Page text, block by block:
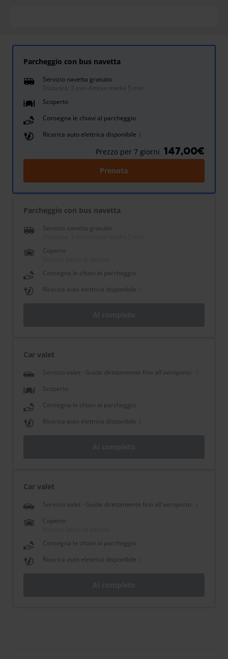
Parcheggio con bus navetta
Servizio navetta gratuito
Distanza: 3 min
Attesa media 5 min
Scoperto
Consegna le chiavi al parcheggio
Ricarica auto elettrica disponibile
Prezzo per 7 giorni 147,00€
Prenota
Parcheggio con bus navetta
Servizio navetta gratuito
Coperto
Consegna le chiavi al parcheggio
Ricarica auto elettrica disponibile
Car valet
Servizio valet - Guida direttamente fino all'aeroporto
Scoperto
Consegna le chiavi al parcheggio
Ricarica auto elettrica disponibile
Car valet
Servizio valet - Guida direttamente fino all'aeroporto
Coperto
Consegna le chiavi al parcheggio
Ricarica auto elettrica disponibile